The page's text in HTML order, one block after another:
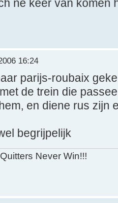
ne keer van komen
16:24
parijs-roubaix
de trein die
en diene rus zijn
begrijpelijk
Never Win!!!